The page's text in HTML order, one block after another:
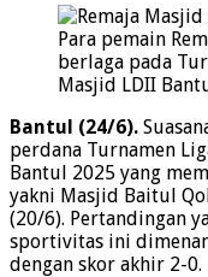
Para pemain
berlaga pada
Masjid LDII
Bantul (24/6).
perdana Turnamen
Bantul 2025 yang
yakni Masjid Baitul
(20/6). Pertandingan
sportivitas ini
dengan skor akhir 2-0.